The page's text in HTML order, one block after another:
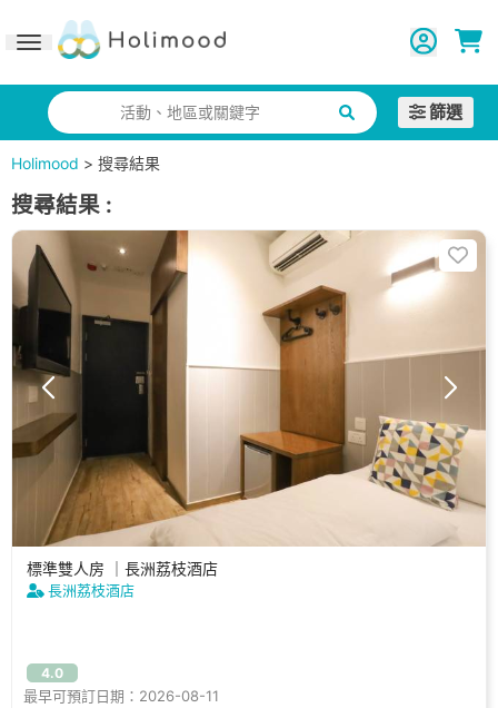
Toggle navigation
活動、地區或關鍵字 篩選
Holimood > 搜尋結果
搜尋結果 :
標準雙人房 ｜長洲荔枝酒店
長洲荔枝酒店
4.0
最早可預訂日期：2026-08-11